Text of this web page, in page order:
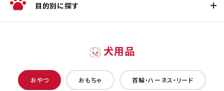
目的別に探す
犬用品
おやつ おもちゃ 首輪・ハーネス・リード